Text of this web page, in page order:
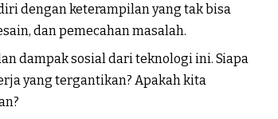
dengan keterampilan yang tak bisa
dan pemecahan masalah.
dampak sosial dari teknologi ini. Siapa
yang tergantikan? Apakah kita